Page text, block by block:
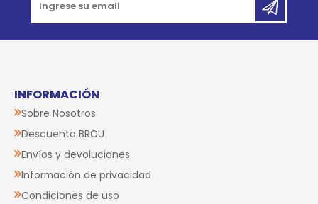
INFORMACIÓN
Sobre Nosotros
Descuento BROU
Envíos y devoluciones
Información de privacidad
Condiciones de uso